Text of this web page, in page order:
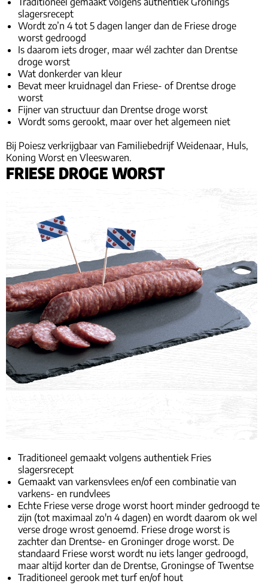
slagersrecept
Wordt zo’n 4 tot 5 dagen langer dan de Friese droge
worst gedroogd
Is daarom iets droger, maar wél zachter dan Drentse
droge worst
Wat donkerder van kleur
Bevat meer kruidnagel dan Friese- of Drentse droge
worst
Fijner van structuur dan Drentse droge worst
Wordt soms gerookt, maar over het algemeen niet
Bij Poiesz verkrijgbaar van Familiebedrijf Weidenaar, Huls,
Koning Worst en Vleeswaren.
FRIESE DROGE WORST
Traditioneel gemaakt volgens authentiek Fries
slagersrecept
Gemaakt van varkensvlees en/of een combinatie van
varkens- en rundvlees
Echte Friese verse droge worst hoort minder gedroogd te
zijn (tot maximaal zo'n 4 dagen) en wordt daarom ok wel
verse droge wrost genoemd. Friese droge worst is
zachter dan Drentse- en Groninger droge worst. De
standaard Friese worst wordt nu iets langer gedroogd,
maar altijd korter dan de Drentse, Groningse of Twentse
Traditioneel gerook met turf en/of hout